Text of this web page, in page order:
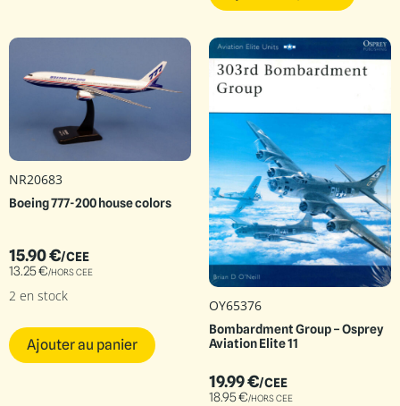
NR20683
Boeing 777-200 house colors
15.90€/CEE
13.25€/HORS CEE
2 en stock
Ajouter au panier
OY65376
Bombardment Group – Osprey
Aviation Elite 11
19.99€/CEE
18.95€/HORS CEE